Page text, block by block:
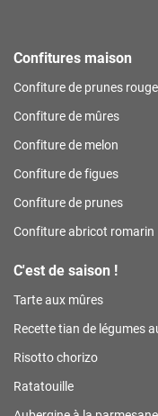
Confitures maison
Confiture de prunes
Confiture de mûres
Confiture de melon
Confiture de figues
Confiture de prunes
Confiture abricot romarin
C'est de saison !
Tarte aux mûres
Recette tian de légumes
Risotto chorizo
Ratatouille